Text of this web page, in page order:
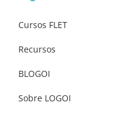
Cursos FLET
Recursos
BLOGOI
Sobre LOGOI